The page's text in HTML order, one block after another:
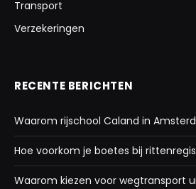
Transport
Verzekeringen
RECENTE BERICHTEN
Waarom rijschool Caland in
Hoe voorkom je boetes bij
Waarom kiezen voor wegtransport